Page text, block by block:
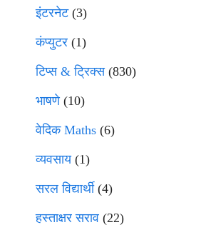
इंटरनेट(3)
कंप्युटर (1)
टिप्स & ट्रिक्स(830)
भाषणे(10)
वेदिक Maths (6)
व्यवसाय(1)
सरल विद्यार्थी(4)
हस्ताक्षर सराव (22)